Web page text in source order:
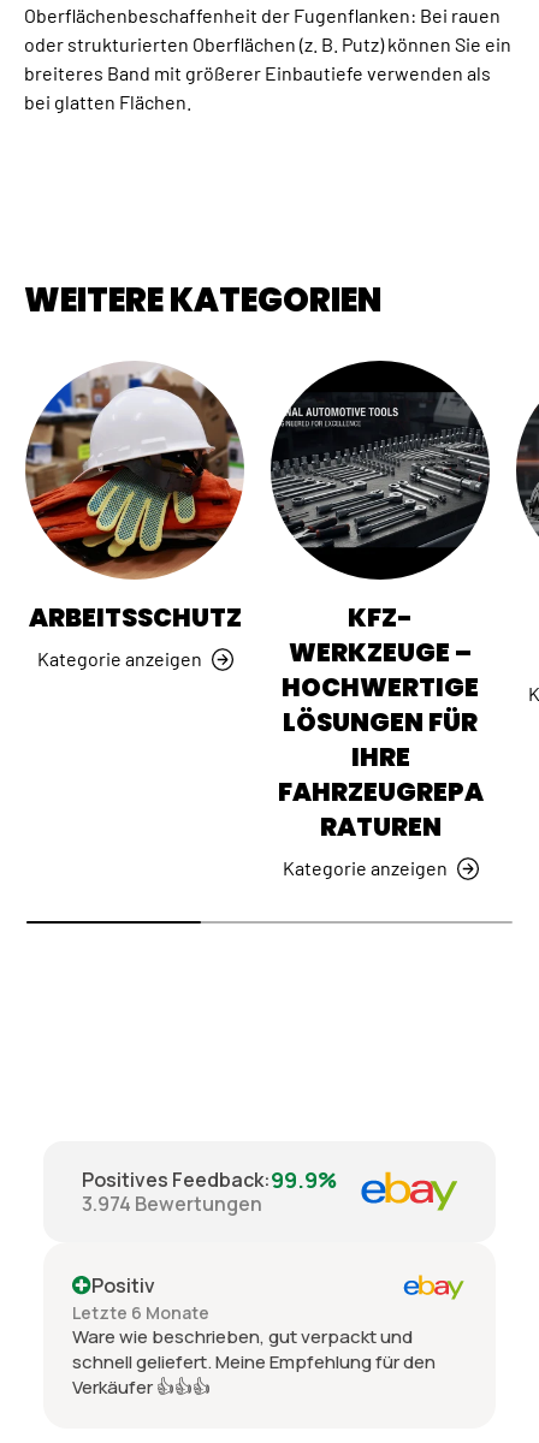
Oberflächenbeschaffenheit der Fugenflanken: Bei rauen
oder strukturierten Oberflächen (z. B. Putz) können Sie ein
breiteres Band mit größerer Einbautiefe verwenden als
bei glatten Flächen.
WEITERE KATEGORIEN
ARBEITSSCHUTZ
Kategorie anzeigen
KFZ-
WERKZEUGE –
HOCHWERTIGE
LÖSUNGEN FÜR
IHRE
FAHRZEUGREPA
RATUREN
Kategorie anzeigen
Positives Feedback:99.9%
3.974 Bewertungen
Positiv
Letzte 6 Monate
Ware wie beschrieben, gut verpackt und
schnell geliefert. Meine Empfehlung für den
Verkäufer 👍👍👍